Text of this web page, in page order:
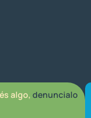
algo, denuncialo